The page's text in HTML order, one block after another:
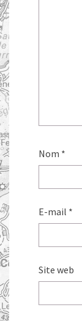
Nom *
E-mail *
Site web